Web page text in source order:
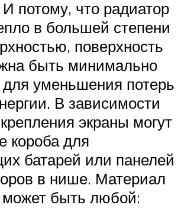
потому, что радиатор
в большей степени
поверхность
быть минимально
уменьшения потерь
В зависимости
экраны могут
короба для
батарей или панелей
в нише. Материал
может быть любой: